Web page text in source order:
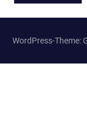
WordPress-Theme: